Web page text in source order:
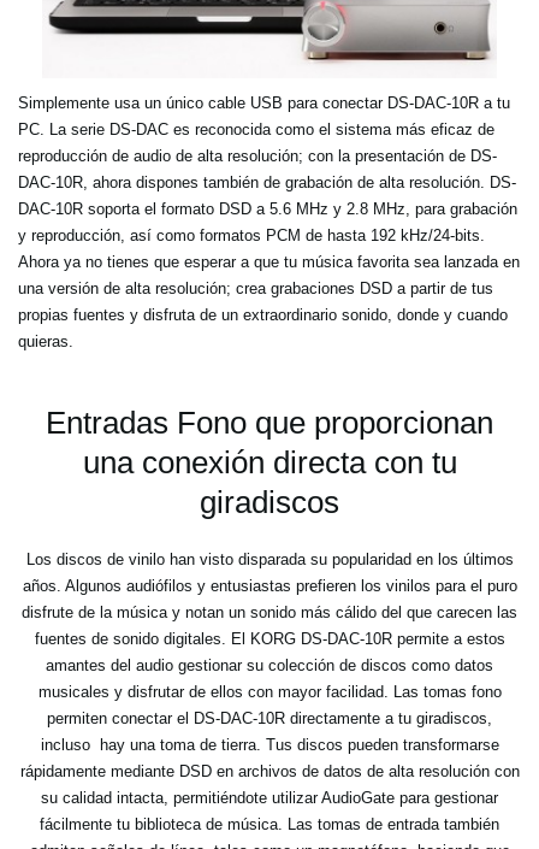
Simplemente usa un único cable USB para conectar DS-DAC-10R a tu
PC. La serie DS-DAC es reconocida como el sistema más eficaz de
reproducción de audio de alta resolución; con la presentación de DS-
DAC-10R, ahora dispones también de grabación de alta resolución. DS-
DAC-10R soporta el formato DSD a 5.6 MHz y 2.8 MHz, para grabación
y reproducción, así como formatos PCM de hasta 192 kHz/24-bits.
Ahora ya no tienes que esperar a que tu música favorita sea lanzada en
una versión de alta resolución; crea grabaciones DSD a partir de tus
propias fuentes y disfruta de un extraordinario sonido, donde y cuando
quieras.
Entradas Fono que proporcionan
una conexión directa con tu
giradiscos
Los discos de vinilo han visto disparada su popularidad en los últimos
años. Algunos audiófilos y entusiastas prefieren los vinilos para el puro
disfrute de la música y notan un sonido más cálido del que carecen las
fuentes de sonido digitales. El KORG DS-DAC-10R permite a estos
amantes del audio gestionar su colección de discos como datos
musicales y disfrutar de ellos con mayor facilidad. Las tomas fono
permiten conectar el DS-DAC-10R directamente a tu giradiscos,
incluso hay una toma de tierra. Tus discos pueden transformarse
rápidamente mediante DSD en archivos de datos de alta resolución con
su calidad intacta, permitiéndote utilizar AudioGate para gestionar
fácilmente tu biblioteca de música. Las tomas de entrada también